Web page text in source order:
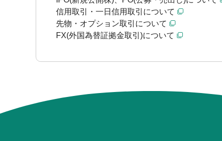
信用取引・一日信用取引について
先物・オプション取引について
FX(外国為替証拠金取引)について